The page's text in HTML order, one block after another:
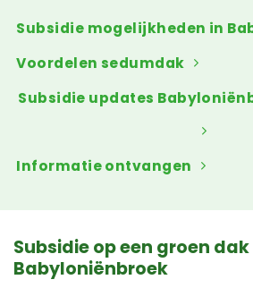
Subsidie mogelijkheden in
Voordelen sedumdak
Subsidie updates
Informatie ontvangen
Subsidie op een groen dak
Babyloniënbroek